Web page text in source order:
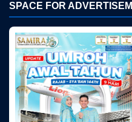
SPACE FOR